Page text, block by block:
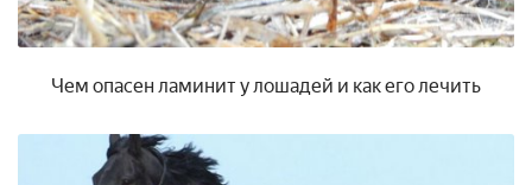
Чем опасен ламинит у лошадей и как его лечить